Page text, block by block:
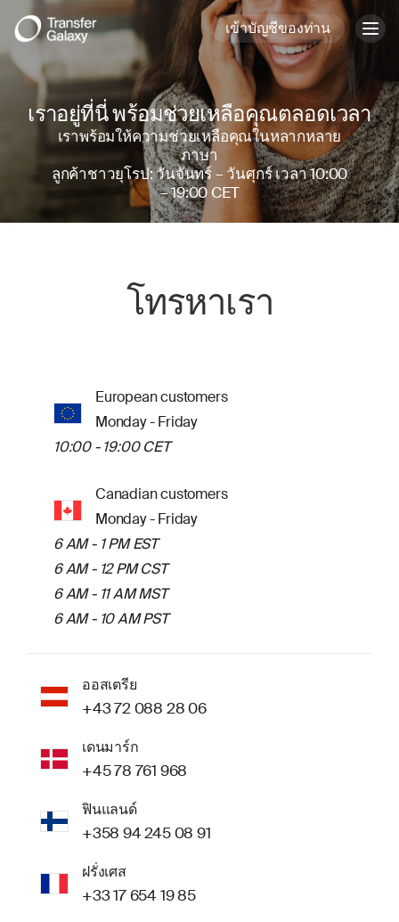
เข้าบัญชีของท่าน
เราอยู่ที่นี่ พร้อมช่วยเหลือคุณตลอดเวลา
เราพร้อมให้ความช่วยเหลือคุณในหลากหลาย
ภาษา
ลูกค้าชาวยุโรป: วันจันทร์ – วันศุกร์ เวลา 10:00
– 19:00 CET
โทรหาเรา
European customers
Monday - Friday
10:00 - 19:00 CET
Canadian customers
Monday - Friday
6 AM - 1 PM EST
6 AM - 12 PM CST
6 AM - 11 AM MST
6 AM - 10 AM PST
ออสเตรีย
+43 72 088 28 06
เดนมาร์ก
+45 78 761 968
ฟินแลนด์
+358 94 245 08 91
ฝรั่งเศส
+33 17 654 19 85